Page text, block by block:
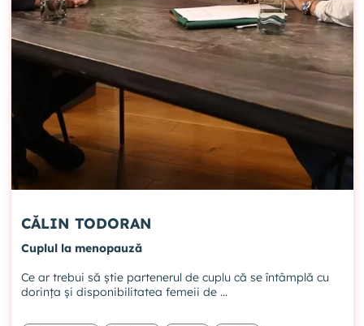
CĂLIN TODORAN
Cuplul la menopauză
Ce ar trebui să știe partenerul de cuplu că se întâmplă cu
dorința și disponibilitatea femeii de ...